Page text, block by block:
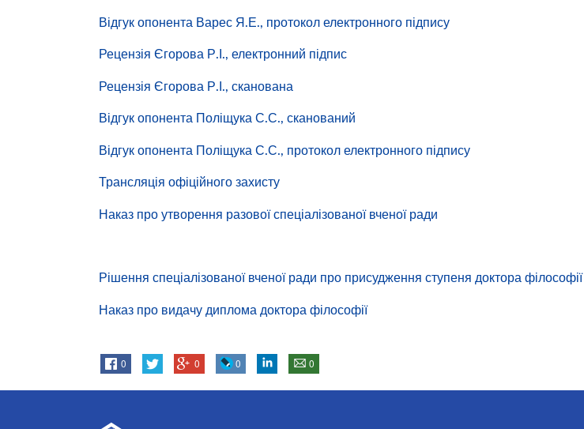
Відгук опонента Варес Я.Е., протокол електронного підпису
Рецензія Єгорова Р.І., електронний підпис
Рецензія Єгорова Р.І., сканована
Відгук опонента Поліщука С.С., сканований
Відгук опонента Поліщука С.С., протокол електронного підпису
Трансляція офіційного захисту
Наказ про утворення разової спеціалізованої вченої ради
Рішення спеціалізованої вченої ради про присудження ступеня доктора філософії
Наказ про видачу диплома доктора філософії
0 0 0 0